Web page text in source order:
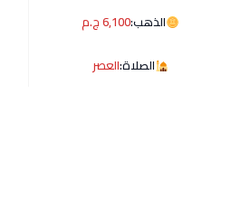
الذهب:6,100 ج.م
الصلاة:العصر